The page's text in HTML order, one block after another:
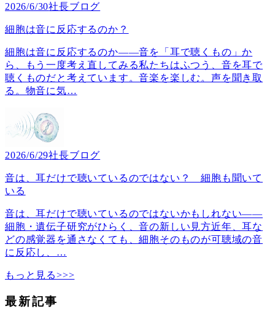
2026/6/30社長ブログ
細胞は音に反応するのか？
細胞は音に反応するのか――音を「耳で聴くもの」か
ら、もう一度考え直してみる私たちはふつう、音を耳で
聴くものだと考えています。音楽を楽しむ。声を聞き取
る。物音に気…
2026/6/29社長ブログ
音は、耳だけで聴いているのではない？ 細胞も聞いて
いる
音は、耳だけで聴いているのではないかもしれない――
細胞・遺伝子研究がひらく、音の新しい見方近年、耳な
どの感覚器を通さなくても、細胞そのものが可聴域の音
に反応し、 …
もっと見る>>>
最新記事